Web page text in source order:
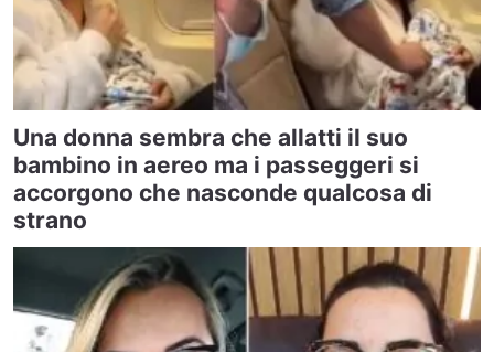
Una donna sembra che allatti il suo
bambino in aereo ma i passeggeri si
accorgono che nasconde qualcosa di
strano